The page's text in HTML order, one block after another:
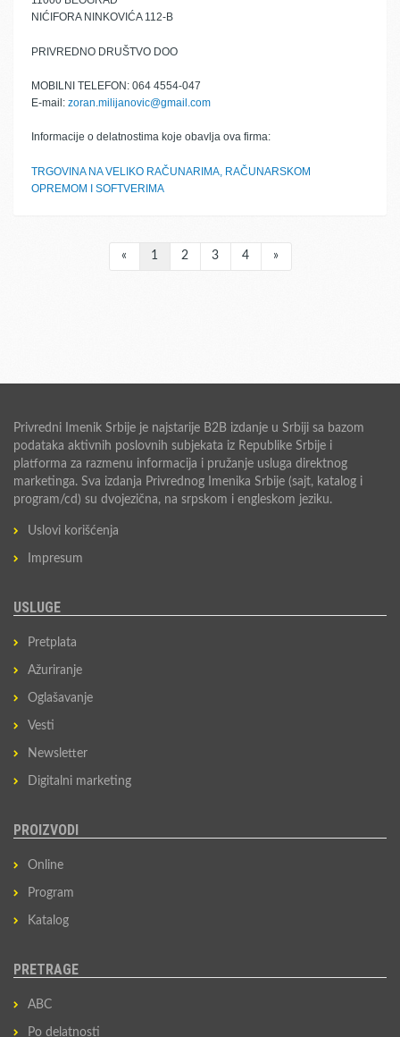
NIĆIFORA NINKOVIĆA 112-B
PRIVREDNO DRUŠTVO DOO
MOBILNI TELEFON: 064 4554-047
E-mail: zoran.milijanovic@gmail.com
Informacije o delatnostima koje obavlja ova firma:
TRGOVINA NA VELIKO RAČUNARIMA, RAČUNARSKOM
OPREMOM I SOFTVERIMA
« 1 2 3 4 »
Privredni Imenik Srbije je najstarije B2B izdanje u Srbiji sa bazom
podataka aktivnih poslovnih subjekata iz Republike Srbije i
platforma za razmenu informacija i pružanje usluga direktnog
marketinga. Sva izdanja Privrednog Imenika Srbije (sajt, katalog i
program/cd) su dvojezična, na srpskom i engleskom jeziku.
Uslovi korišćenja
Impresum
USLUGE
Pretplata
Ažuriranje
Oglašavanje
Vesti
Newsletter
Digitalni marketing
PROIZVODI
Online
Program
Katalog
PRETRAGE
ABC
Po delatnosti